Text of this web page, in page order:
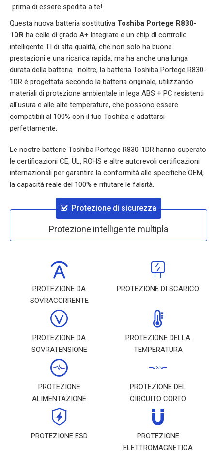
prima di essere spedita a te!
Questa nuova batteria sostitutiva Toshiba Portege R830-
1DR ha celle di grado A+ integrate e un chip di controllo
intelligente TI di alta qualità, che non solo ha buone
prestazioni e una ricarica rapida, ma ha anche una lunga
durata della batteria. Inoltre, la batteria Toshiba Portege R830-
1DR è progettata secondo la batteria originale, utilizzando
materiali di protezione ambientale in lega ABS + PC resistenti
all'usura e alle alte temperature, che possono essere
compatibili al 100% con il tuo Toshiba e adattarsi
perfettamente.
Le nostre batterie Toshiba Portege R830-1DR hanno superato
le certificazioni CE, UL, ROHS e altre autorevoli certificazioni
internazionali per garantire la conformità alle specifiche OEM,
la capacità reale del 100% e rifiutare le falsità.
Protezione di sicurezza
Protezione intelligente multipla
PROTEZIONE DA
SOVRACORRENTE
PROTEZIONE DI SCARICO
PROTEZIONE DA
SOVRATENSIONE
PROTEZIONE DELLA
TEMPERATURA
PROTEZIONE
ALIMENTAZIONE
PROTEZIONE DEL
CIRCUITO CORTO
PROTEZIONE ESD
PROTEZIONE
ELETTROMAGNETICA